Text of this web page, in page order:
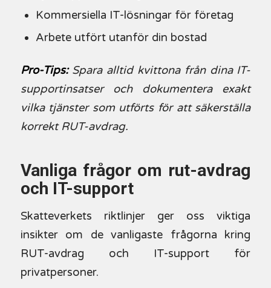
Kommersiella IT-lösningar för företag
Arbete utfört utanför din bostad
Pro-Tips: Spara alltid kvittona från dina IT-
supportinsatser och dokumentera exakt
vilka tjänster som utförts för att säkerställa
korrekt RUT-avdrag.
Vanliga frågor om rut-avdrag
och IT-support
Skatteverkets riktlinjer ger oss viktiga
insikter om de vanligaste frågorna kring
RUT-avdrag och IT-support för
privatpersoner.